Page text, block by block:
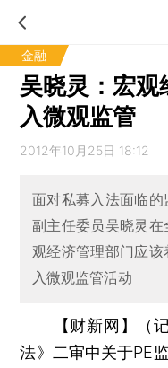
金融
吴晓灵：宏观
入微观监管
2012年10月25日 18:12
面对私募入法面临
副主任委员吴晓灵
观经济管理部门应
入微观监管活动
【财新网】（
法》二审中关于PE